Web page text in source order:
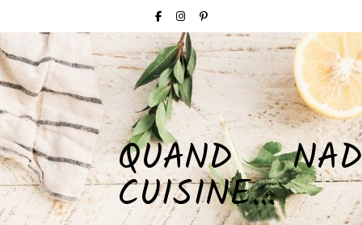
QUAND NAD
CUISINE…